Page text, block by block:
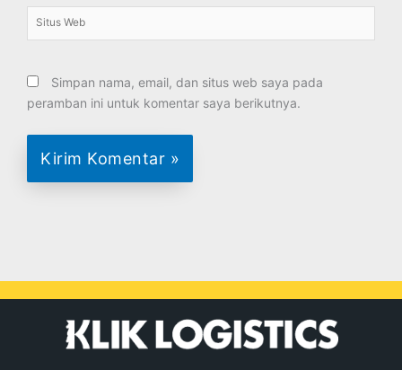
Situs
Web
Simpan nama, email, dan situs web saya pada
peramban ini untuk komentar saya berikutnya.